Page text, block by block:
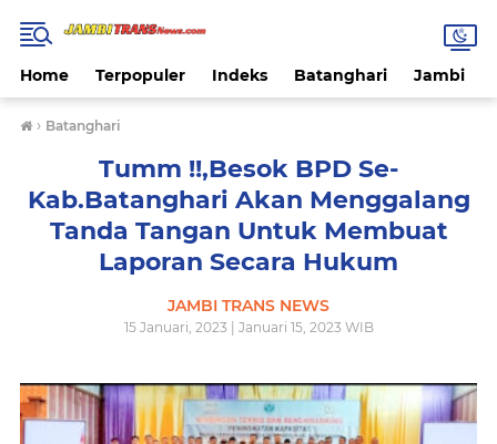
Home Terpopuler Indeks Batanghari Jambi
› Batanghari
Tumm !!,Besok BPD Se-
Kab.Batanghari Akan Menggalang
Tanda Tangan Untuk Membuat
Laporan Secara Hukum
JAMBI TRANS NEWS
15 Januari, 2023 | Januari 15, 2023 WIB